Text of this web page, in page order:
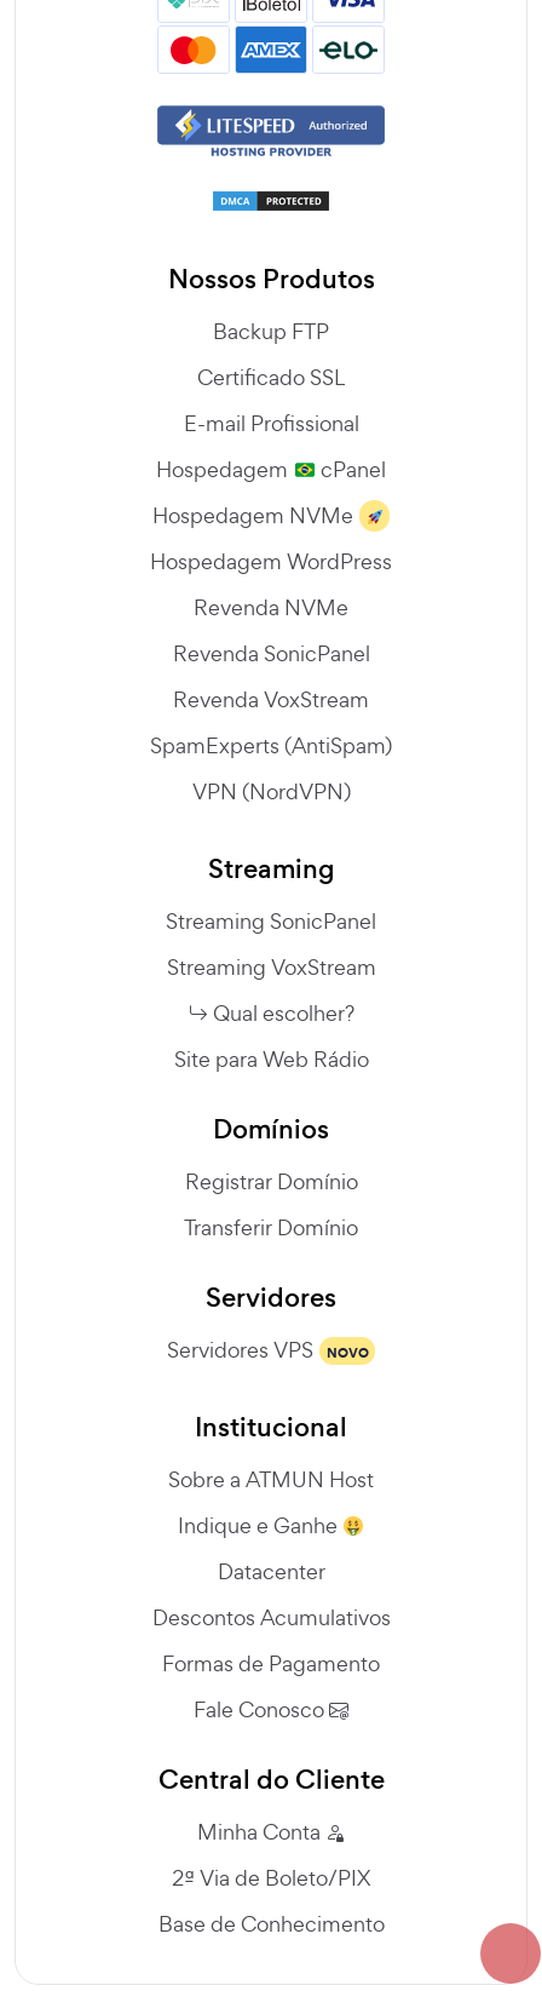
Nossos Produtos
Backup FTP
Certificado SSL
E-mail Profissional
Hospedagem
cPanel
Hospedagem NVMe
Hospedagem WordPress
Revenda NVMe
Revenda SonicPanel
Revenda VoxStream
SpamExperts (AntiSpam)
VPN (NordVPN)
Streaming
Streaming SonicPanel
Streaming VoxStream
Qual escolher?
Site para Web Rádio
Domínios
Registrar Domínio
Transferir Domínio
Servidores
Servidores VPS NOVO
Institucional
Sobre a ATMUN Host
Indique e Ganhe
Datacenter
Descontos Acumulativos
Formas de Pagamento
Fale Conosco
Central do Cliente
Minha Conta
2ª Via de Boleto/PIX
Base de Conhecimento